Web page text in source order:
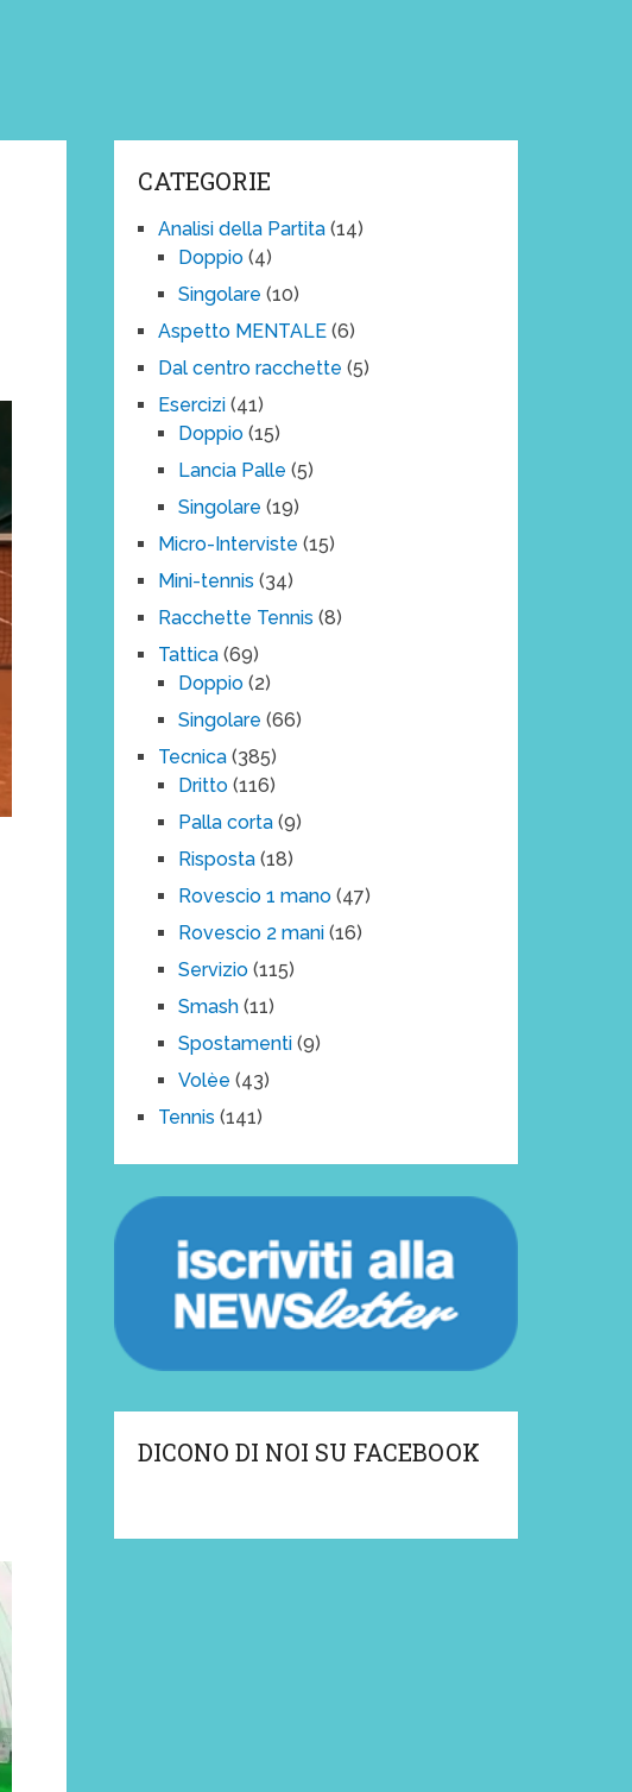
CATEGORIE
Analisi della Partita (14)
Doppio (4)
Singolare (10)
Aspetto MENTALE (6)
Dal centro racchette (5)
Esercizi (41)
Doppio (15)
Lancia Palle (5)
Singolare (19)
Micro-Interviste (15)
Mini-tennis (34)
Racchette Tennis (8)
Tattica (69)
Doppio (2)
Singolare (66)
Tecnica (385)
Dritto (116)
Palla corta (9)
Risposta (18)
Rovescio 1 mano (47)
Rovescio 2 mani (16)
Servizio (115)
Smash (11)
Spostamenti (9)
Volèe (43)
Tennis (141)
DICONO DI NOI SU FACEBOOK